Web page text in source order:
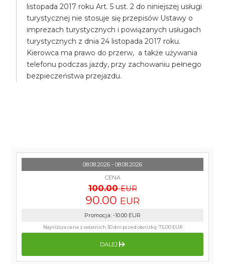
listopada 2017 roku Art. 5 ust. 2 do niniejszej usługi
turystycznej nie stosuje się przepisów Ustawy o
imprezach turystycznych i powiązanych usługach
turystycznych z dnia 24 listopada 2017 roku.
Kierowca ma prawo do przerw, a także używania
telefonu podczas jazdy, przy zachowaniu pełnego
bezpieczeństwa przejazdu.
08.08.2026 - 08.08.2026
CENA
100.00 EUR
90.00 EUR
Promocja: -10.00 EUR
Najniższa cena z ostatnich 30 dni przed obniżką:75.00 EUR
DALEJ